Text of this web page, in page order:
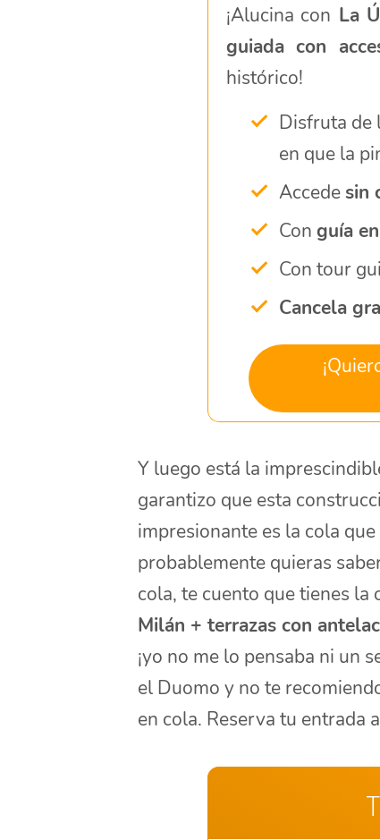
¡Alucina con La
guiada con
histórico!
Disfruta de
en que la
Accede sin
Con guía
Con tour
Cancela
Y luego está la
garantizo que esta
impresionante es la cola
probablemente quieras
cola, te cuento que tienes
Milán + terrazas con
¡yo no me lo pensaba ni un
el Duomo y no te
en cola. Reserva tu entrada